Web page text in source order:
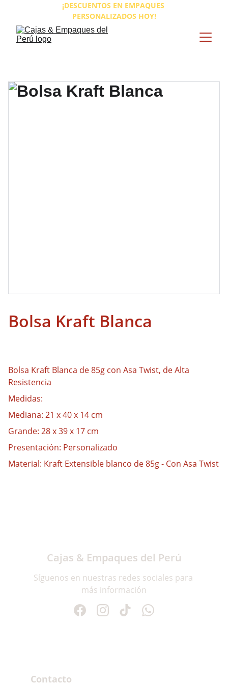
¡DESCUENTOS EN EMPAQUES
PERSONALIZADOS HOY!
Bolsa Kraft Blanca
Bolsa Kraft Blanca de 85g con Asa Twist, de Alta
Resistencia
Medidas:
Mediana: 21 x 40 x 14 cm
Grande: 28 x 39 x 17 cm
Presentación: Personalizado
Material: Kraft Extensible blanco de 85g - Con Asa Twist
Cajas & Empaques del Perú
Síguenos en nuestras redes sociales para
más información
Contacto